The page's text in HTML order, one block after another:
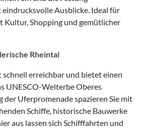
Ausblicke. Ideal für
Kultur, Shopping und gemütlicher
Rheintal
schnell erreichbar und bietet einen
UNESCO-Welterbe Oberes
Uferpromenade spazieren Sie mit
Schiffe, historische Bauwerke
aus lassen sich Schifffahrten und